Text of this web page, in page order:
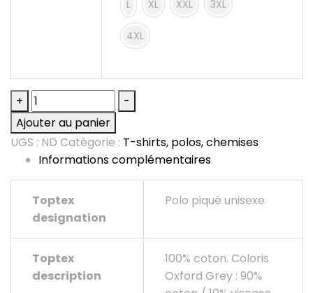
L XL XXL 3XL
4XL
+
quantité
de
Polo
piqué
unisexe
-
Ajouter au panier
UGS : ND Catégorie : T-shirts, polos, chemises
Informations complémentaires
Toptex
designation
Polo piqué unisexe
Toptex
description
100% coton. Coloris
Oxford Grey : 90%